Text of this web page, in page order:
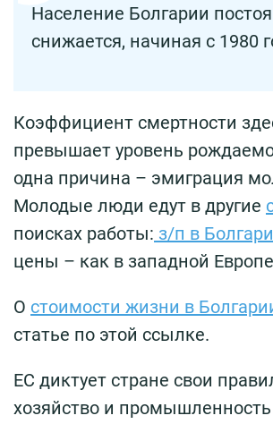
Население Болгарии
снижается, начиная с 1980
Коэффициент смертности
превышает уровень
одна причина – эмиграция
Молодые люди едут в другие
поисках работы: з/п в
цены – как в западной
О стоимости жизни в
статье по этой ссылке.
ЕС диктует стране свои
хозяйство и